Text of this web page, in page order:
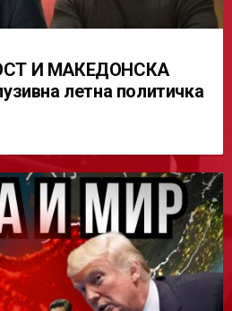
И МАКЕДОНСКА
летна политичка